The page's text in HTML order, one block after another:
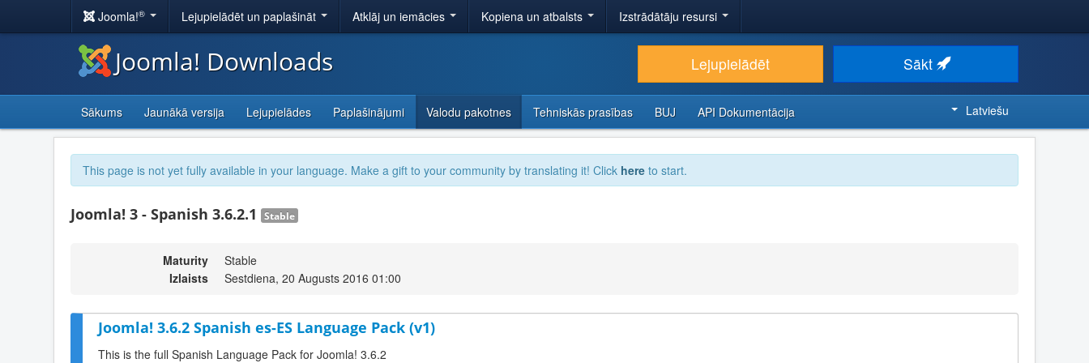
Joomla!® Lejupielādēt un paplašināt Atklāj un iemācies Kopiena un atbalsts Izstrādātāju resursi
Joomla! Downloads Lejupielādēt Sākt
Sākums Jaunākā versija Lejupielādes Paplašinājumi Valodu pakotnes Tehniskās prasības BUJ API Dokumentācija Latviešu
This page is not yet fully available in your language. Make a gift to your community by translating it! Click here to start.
Joomla! 3 - Spanish 3.6.2.1 Stable
Maturity
Stable
Izlaists
Sestdiena, 20 Augusts 2016 01:00
Joomla! 3.6.2 Spanish es-ES Language Pack (v1)
This is the full Spanish Language Pack for Joomla! 3.6.2